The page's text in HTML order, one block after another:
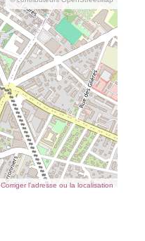
Corriger l’adresse ou la localisation